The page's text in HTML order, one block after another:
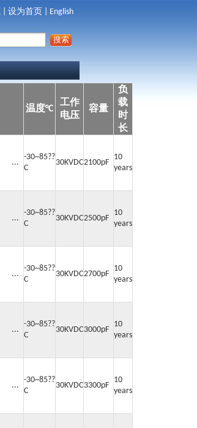
设为首页 English
温度°C
工作
电压
容量
负
载
时
长
...
-30~85??
C
30KVDC2100pF
10
years
...
-30~85??
C
30KVDC2500pF
10
years
...
-30~85??
C
30KVDC2700pF
10
years
...
-30~85??
C
30KVDC3000pF
10
years
...
-30~85??
C
30KVDC3300pF
10
years